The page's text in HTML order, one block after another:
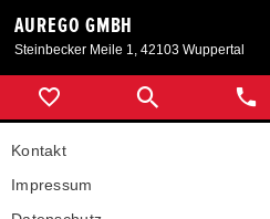
AUREGO GMBH
Steinbecker Meile 1, 42103 Wuppertal
Neuwagen
Gebrauchtwagen
Kontakt
Impressum